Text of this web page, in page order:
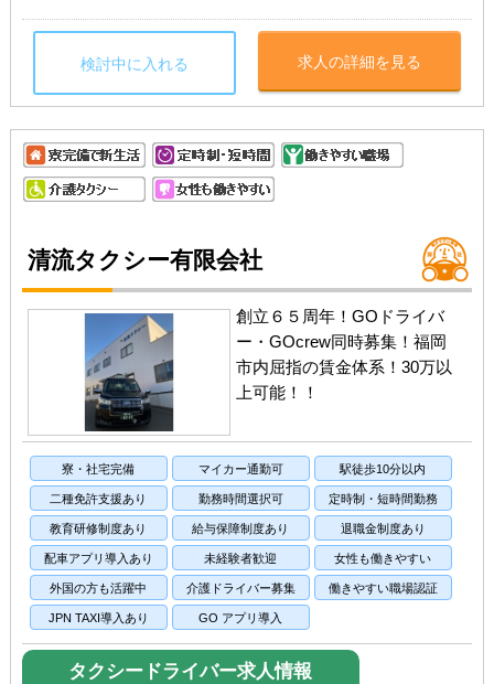
検討中に入れる 求人の詳細を見る
清流タクシー有限会社
創立６５周年！GOドライバ
ー・GOcrew同時募集！福岡
市内屈指の賃金体系！30万以
上可能！！
寮・社宅完備 マイカー通勤可 駅徒歩10分以内
二種免許支援あり 勤務時間選択可 定時制・短時間勤務
教育研修制度あり 給与保障制度あり 退職金制度あり
配車アプリ導入あり 未経験者歓迎 女性も働きやすい
外国の方も活躍中 介護ドライバー募集 働きやすい職場認証
JPN TAXI導入あり GO アプリ導入
タクシードライバー求人情報